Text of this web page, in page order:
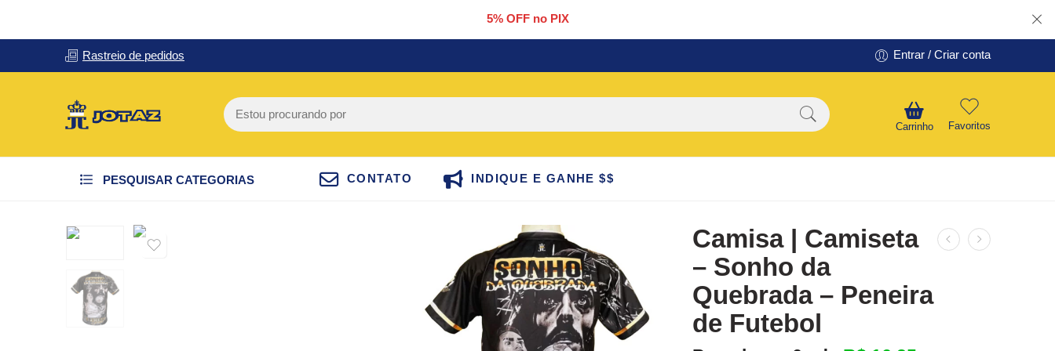
5% OFF no PIX
Rastreio de pedidos Entrar / Criar conta
Carrinho Favoritos
PESQUISAR CATEGORIAS CONTATO INDIQUE E GANHE $$
Camisa | Camiseta
– Sonho da
Quebrada – Peneira
de Futebol